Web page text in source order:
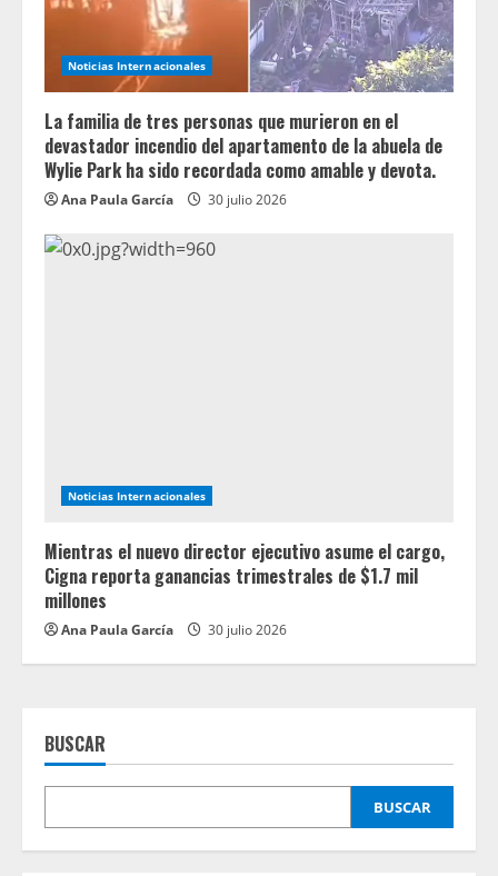
Noticias Internacionales
La familia de tres personas que murieron en el
devastador incendio del apartamento de la abuela de
Wylie Park ha sido recordada como amable y devota.
Ana Paula García 30 julio 2026
Noticias Internacionales
Mientras el nuevo director ejecutivo asume el cargo,
Cigna reporta ganancias trimestrales de $1.7 mil
millones
Ana Paula García 30 julio 2026
BUSCAR
BUSCAR